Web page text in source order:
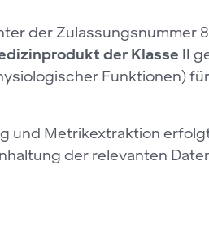
der Zulassungsnummer
der Klasse II
Funktionen)
und Metrikextraktion
der relevanten